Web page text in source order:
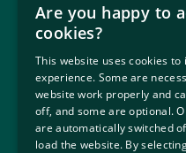
TARA –
ტრიბუნალი
იურიდიული
ლტოლვილთა
ირლანდიის
სახელმწიფოს შესახებ)
Are you happy to
cookies?
This website uses cookies
experience. Some are
website work properly and
off, and some are optional.
are automatically switched
load the website. By